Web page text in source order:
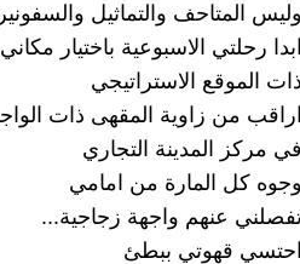
وليس المتاحف والتماثيل
ابدا رحلتي الاسبوعية باختيار
ذات الموقع الاستراتيجي
اراقب من زاوية المقهى ذات
في مركز المدينة التجاري
وجوه كل المارة من امامي
عنهم واجهة زجاجية...
احتسي قهوتي ببطئ